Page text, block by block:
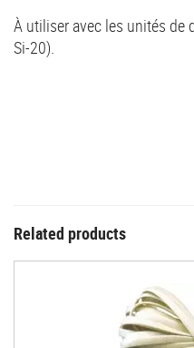
À utiliser avec les unités de
Si-20).
Related products